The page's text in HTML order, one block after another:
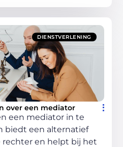
DIENSTVERLENING
over een mediator
een mediator in te
biedt een alternatief
rechter en helpt bij het